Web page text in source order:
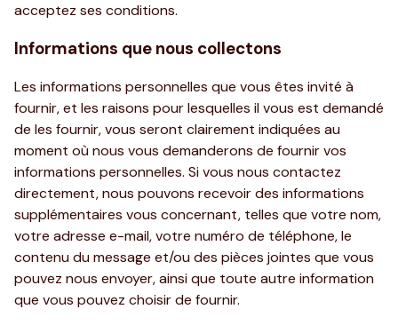
acceptez ses conditions.
Informations que nous collectons
Les informations personnelles que vous êtes invité à
fournir, et les raisons pour lesquelles il vous est demandé
de les fournir, vous seront clairement indiquées au
moment où nous vous demanderons de fournir vos
informations personnelles. Si vous nous contactez
directement, nous pouvons recevoir des informations
supplémentaires vous concernant, telles que votre nom,
votre adresse e-mail, votre numéro de téléphone, le
contenu du message et/ou des pièces jointes que vous
pouvez nous envoyer, ainsi que toute autre information
que vous pouvez choisir de fournir.